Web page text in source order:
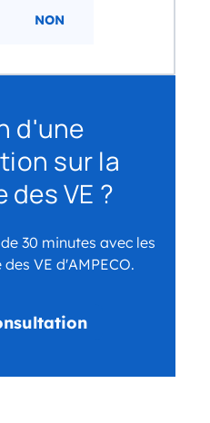
NON
d'une
sur la
des VE ?
30 minutes avec les
VE d'AMPECO.